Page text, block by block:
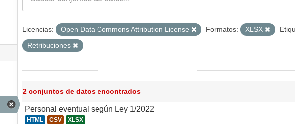
Licencias: Open Data Commons Attribution License Formatos: XLSX
Retribuciones
2 conjuntos de datos encontrados
Personal eventual según Ley 1/2022
HTML CSV XLSX